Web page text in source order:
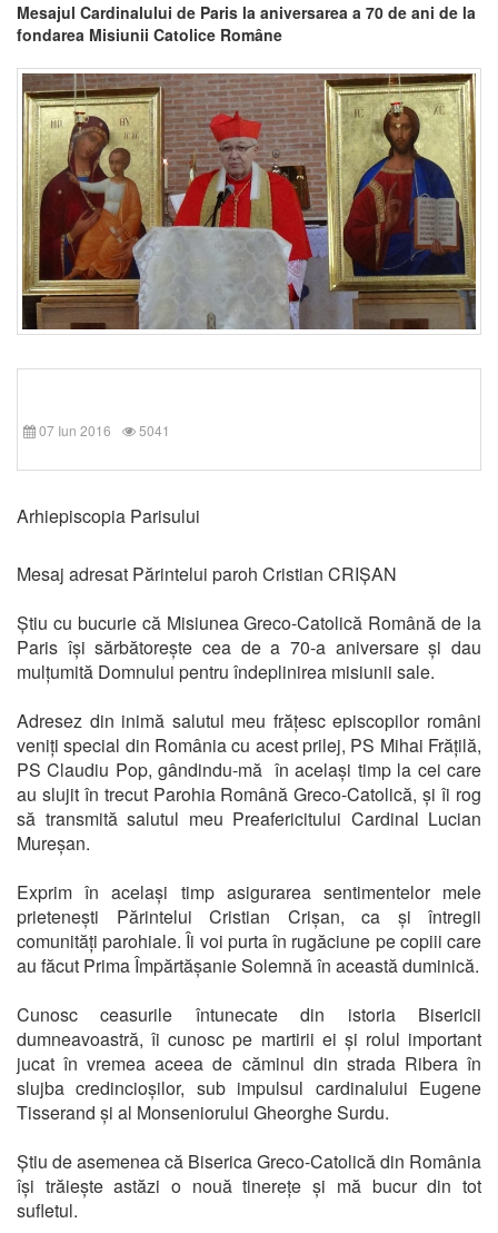
Mesajul Cardinalului de Paris la aniversarea a 70 de ani de la
fondarea Misiunii Catolice Române
07 Iun 2016 5041
Arhiepiscopia Parisului
Mesaj adresat Părintelui paroh Cristian CRIȘAN
Știu cu bucurie că Misiunea Greco-Catolică Română de la
Paris își sărbătorește cea de a 70-a aniversare și dau
mulțumită Domnului pentru îndeplinirea misiunii sale.
Adresez din inimă salutul meu frățesc episcopilor români
veniți special din România cu acest prilej, PS Mihai Frățilă,
PS Claudiu Pop, gândindu-mă în același timp la cei care
au slujit în trecut Parohia Română Greco-Catolică, și îi rog
să transmită salutul meu Preafericitului Cardinal Lucian
Mureșan.
Exprim în același timp asigurarea sentimentelor mele
prietenești Părintelui Cristian Crișan, ca și întregii
comunități parohiale. Îi voi purta în rugăciune pe copiii care
au făcut Prima Împărtășanie Solemnă în această duminică.
Cunosc ceasurile întunecate din istoria Bisericii
dumneavoastră, îi cunosc pe martirii ei și rolul important
jucat în vremea aceea de căminul din strada Ribera în
slujba credincioșilor, sub impulsul cardinalului Eugene
Tisserand și al Monseniorului Gheorghe Surdu.
Știu de asemenea că Biserica Greco-Catolică din România
își trăiește astăzi o nouă tinerețe și mă bucur din tot
sufletul.